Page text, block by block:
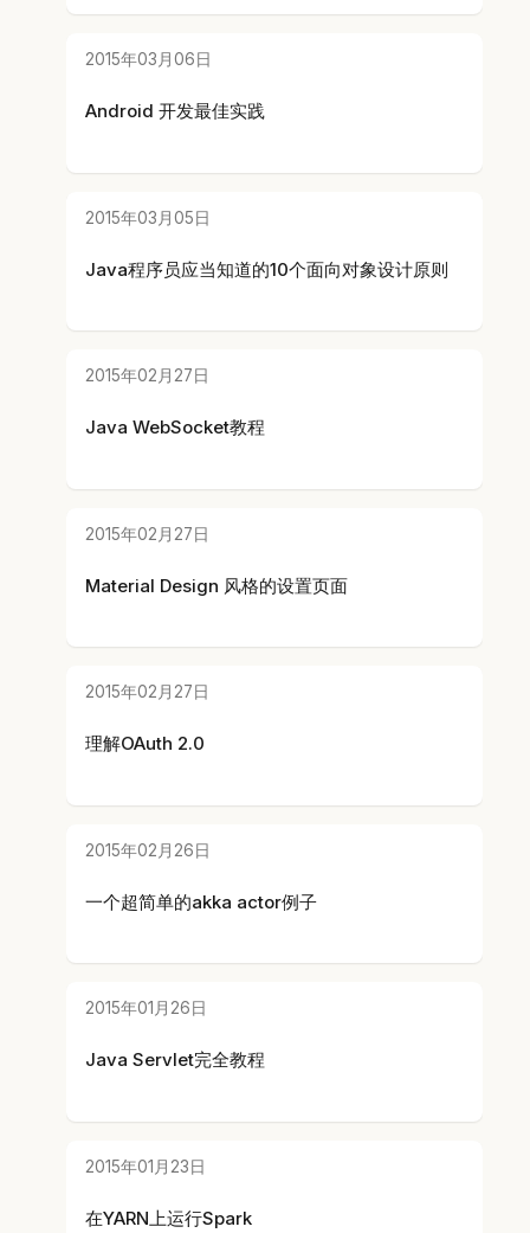
2015年03月06日
Android 开发最佳实践
2015年03月05日
Java程序员应当知道的10个面向对象设计原则
2015年02月27日
Java WebSocket教程
2015年02月27日
Material Design 风格的设置页面
2015年02月27日
理解OAuth 2.0
2015年02月26日
一个超简单的akka actor例子
2015年01月26日
Java Servlet完全教程
2015年01月23日
在YARN上运行Spark